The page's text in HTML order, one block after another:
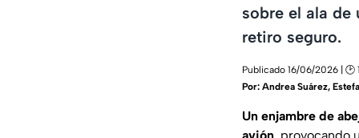
sobre el ala de
retiro seguro.
Publicado 16/06/2026 | 🕑
Por: Andrea Suárez,
Un enjambre de